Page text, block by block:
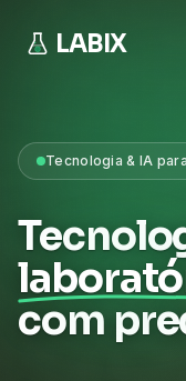
LABIX
Tecnologia & IA
com